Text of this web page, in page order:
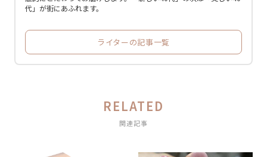
代」が街にあふれます。
ライターの記事一覧
RELATED
関連記事